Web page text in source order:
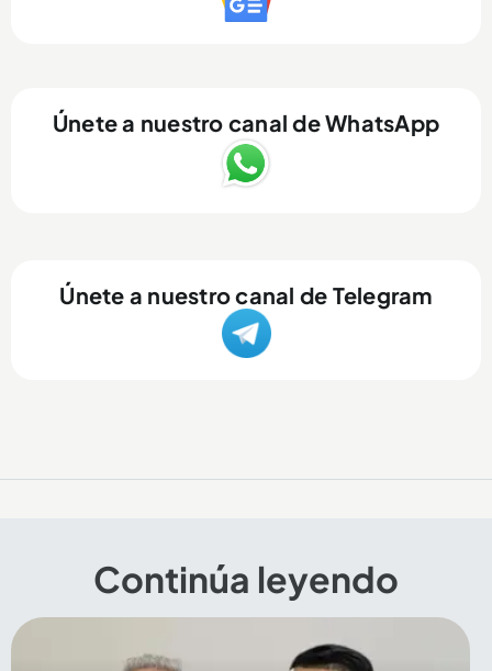
Únete a nuestro canal de WhatsApp
Únete a nuestro canal de Telegram
Continúa leyendo